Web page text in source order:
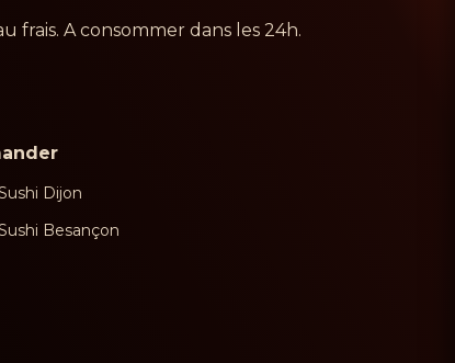
frais. A consommer dans les 24h.
Dijon
Besançon